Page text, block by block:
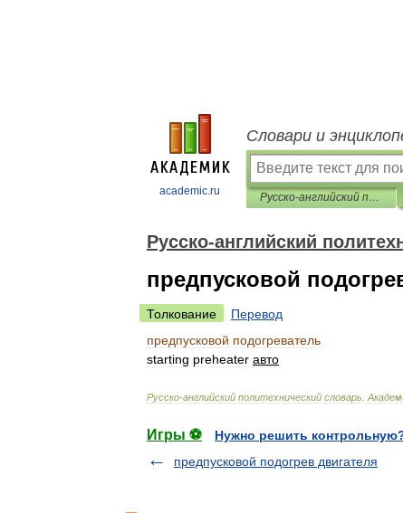
academic.ru
Словари и
Русско-английский политехнический словарь
Русско-английский
предпусковой
Толкование
Перевод
предпусковой подогреватель
starting preheater авто
Русско-английский политехнический словарь
Игры ⚽
Нужно решить
предпусковой подогрев двигателя